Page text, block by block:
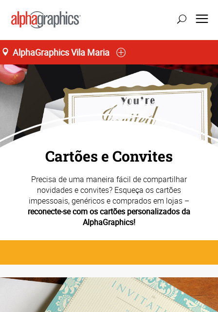
AlphaGraphics Vila Maria
Cartões e Convites
Precisa de uma maneira fácil de compartilhar
novidades e convites? Esqueça os cartões
impessoais, genéricos e comprados em lojas –
reconecte-se com os cartões personalizados da
AlphaGraphics!